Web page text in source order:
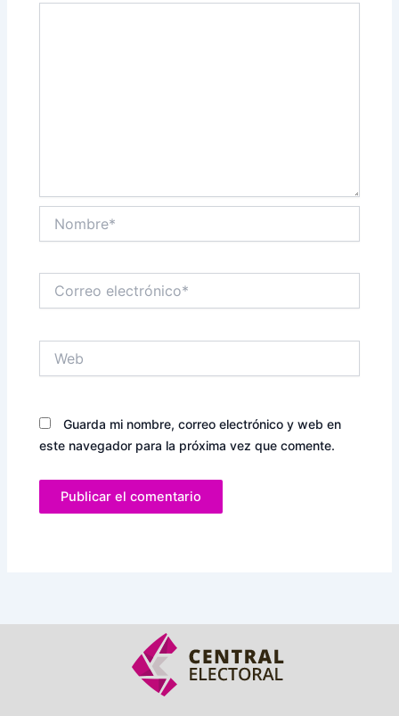
electrónico*
Guarda mi nombre, correo electrónico y web en
este navegador para la próxima vez que comente.